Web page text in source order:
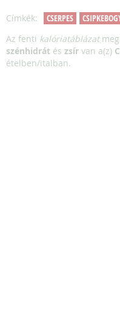
Címkék: CSERPES
Az fenti kalóriatáblázat
szénhidrát és zsír van a(z)
ételben/italban.